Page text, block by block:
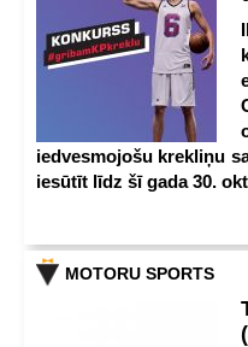
iedvesmojošu krekliņu
iesūtīt līdz šī gada 30.
MOTORU SPORTS